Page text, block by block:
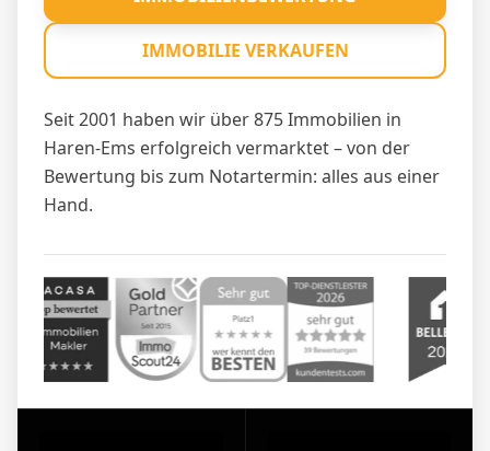
Seit 2001 haben wir über 875 Immobilien in
Haren-Ems erfolgreich vermarktet – von der
Bewertung bis zum Notartermin: alles aus einer
Hand.
IMMOBILIE VERKAUFEN